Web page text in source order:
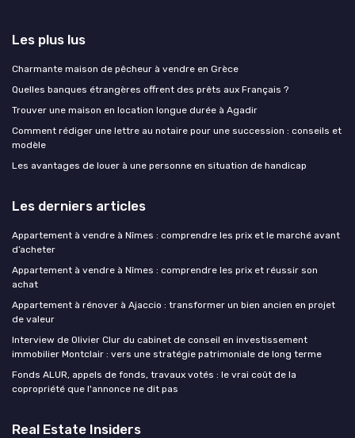
Les plus lus
Charmante maison de pêcheur à vendre en Grèce
Quelles banques étrangères offrent des prêts aux Français ?
Trouver une maison en location longue durée à Agadir
Comment rédiger une lettre au notaire pour une succession : conseils et
modèle
Les avantages de louer à une personne en situation de handicap
Les derniers articles
Appartement à vendre à Nîmes : comprendre les prix et le marché avant
d’acheter
Appartement à vendre à Nîmes : comprendre les prix et réussir son
achat
Appartement à rénover à Ajaccio : transformer un bien ancien en projet
de valeur
Interview de Olivier Clur du cabinet de conseil en investissement
immobilier Montclair : vers une stratégie patrimoniale de long terme
Fonds ALUR, appels de fonds, travaux votés : le vrai coût de la
copropriété que l'annonce ne dit pas
Real Estate Insiders